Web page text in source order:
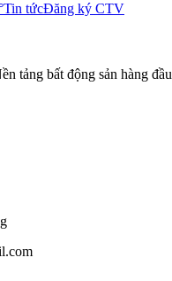
Tin tứcĐăng ký CTV
tảng bất động sản hàng đầu